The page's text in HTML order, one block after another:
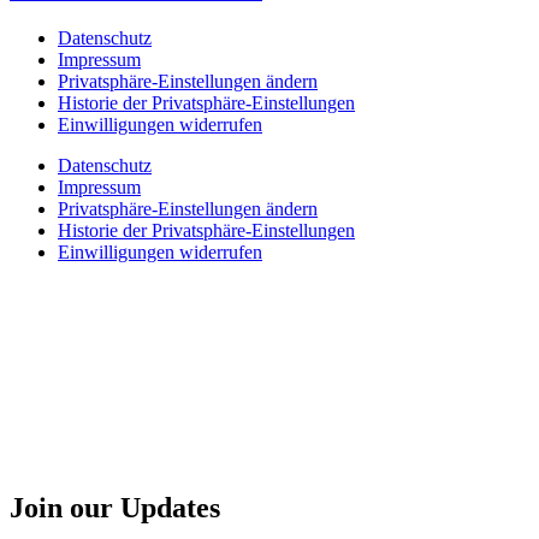
Datenschutz
Impressum
Privatsphäre-Einstellungen ändern
Historie der Privatsphäre-Einstellungen
Einwilligungen widerrufen
Datenschutz
Impressum
Privatsphäre-Einstellungen ändern
Historie der Privatsphäre-Einstellungen
Einwilligungen widerrufen
Join our Updates